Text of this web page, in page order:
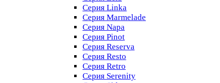
Серия Linka
Серия Marmelade
Серия Napa
Серия Pinot
Серия Reserva
Серия Resto
Серия Retro
Серия Serenity